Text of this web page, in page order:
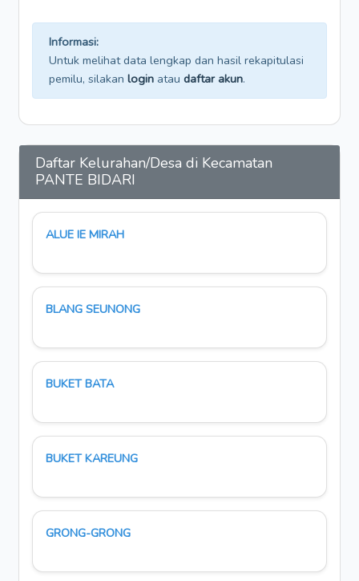
Informasi:
Untuk melihat data lengkap dan hasil rekapitulasi
pemilu, silakan login atau daftar akun.
Daftar Kelurahan/Desa di Kecamatan
PANTE BIDARI
ALUE IE MIRAH
BLANG SEUNONG
BUKET BATA
BUKET KAREUNG
GRONG-GRONG